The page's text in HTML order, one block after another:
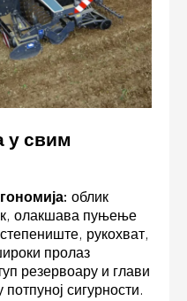
у свим
облик
олакшава пуњење
рукохват,
пролаз
резервоару и глави
сигурности.